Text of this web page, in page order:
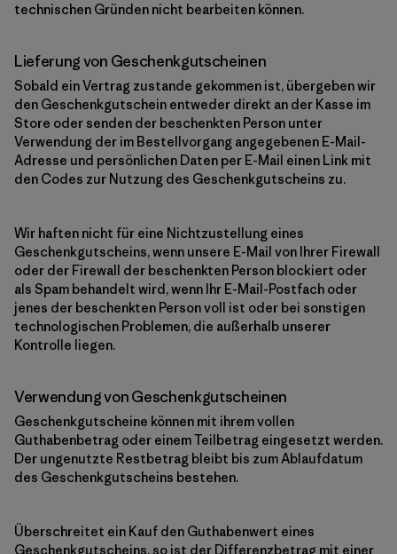
technischen Gründen nicht bearbeiten können.
Lieferung von Geschenkgutscheinen
Sobald ein Vertrag zustande gekommen ist, übergeben wir
den Geschenkgutschein entweder direkt an der Kasse im
Store oder senden der beschenkten Person unter
Verwendung der im Bestellvorgang angegebenen E-Mail-
Adresse und persönlichen Daten per E-Mail einen Link mit
den Codes zur Nutzung des Geschenkgutscheins zu.
Wir haften nicht für eine Nichtzustellung eines
Geschenkgutscheins, wenn unsere E-Mail von Ihrer Firewall
oder der Firewall der beschenkten Person blockiert oder
als Spam behandelt wird, wenn Ihr E-Mail-Postfach oder
jenes der beschenkten Person voll ist oder bei sonstigen
technologischen Problemen, die außerhalb unserer
Kontrolle liegen.
Verwendung von Geschenkgutscheinen
Geschenkgutscheine können mit ihrem vollen
Guthabenbetrag oder einem Teilbetrag eingesetzt werden.
Der ungenutzte Restbetrag bleibt bis zum Ablaufdatum
des Geschenkgutscheins bestehen.
Überschreitet ein Kauf den Guthabenwert eines
Geschenkgutscheins, so ist der Differenzbetrag mit einer